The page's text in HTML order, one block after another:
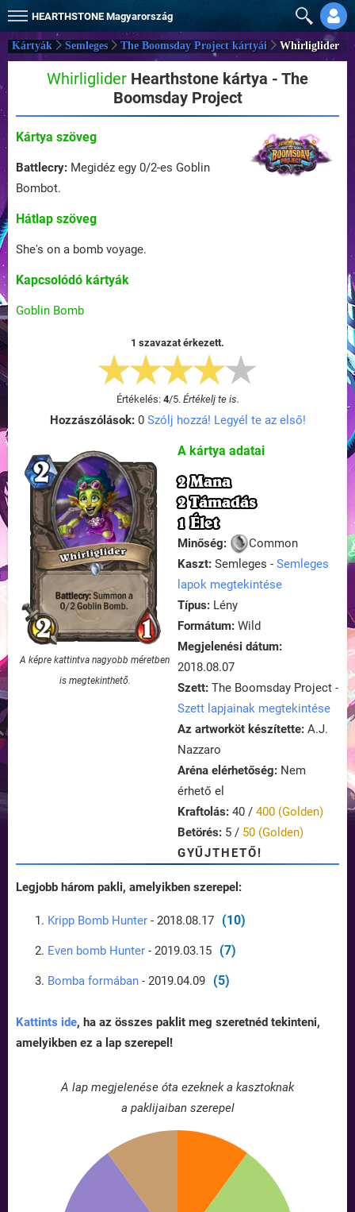
HEARTHSTONE Magyarország
Kártyák Semleges The Boomsday Project kártyái Whirliglider
Whirliglider Hearthstone kártya - The
Boomsday Project
Kártya szöveg
Battlecry: Megidéz egy 0/2-es Goblin
Bombot.
Hátlap szöveg
She's on a bomb voyage.
Kapcsolódó kártyák
Goblin Bomb
1 szavazat érkezett.
Értékelés: 4/5. Értékelj te is.
Hozzászólások:0 Szólj hozzá! Legyél te az első!
A képre kattintva nagyobb méretben
is megtekinthető.
A kártya adatai
2 Mana
2 Támadás
1 Élet
Minőség:
Common
Kaszt: Semleges - Semleges
lapok megtekintése
Típus: Lény
Formátum: Wild
Megjelenési dátum:
2018.08.07
Szett: The Boomsday Project -
Szett lapjainak megtekintése
Az artworköt készítette: A.J.
Nazzaro
Aréna elérhetőség: Nem
érhető el
Kraftolás: 40 / 400 (Golden)
Betörés: 5 / 50 (Golden)
GYŰJTHETŐ!
Legjobb három pakli, amelyikben szerepel:
Kripp Bomb Hunter - 2018.08.17 (10)
Even bomb Hunter - 2019.03.15 (7)
Bomba formában - 2019.04.09 (5)
Kattints ide, ha az összes paklit meg szeretnéd tekinteni,
amelyikben ez a lap szerepel!
A lap megjelenése óta ezeknek a kasztoknak
a paklijaiban szerepel